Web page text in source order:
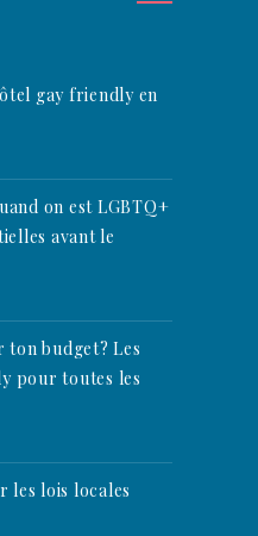
gay friendly en
on est LGBTQ+
avant le
budget? Les
pour toutes les
les lois locales